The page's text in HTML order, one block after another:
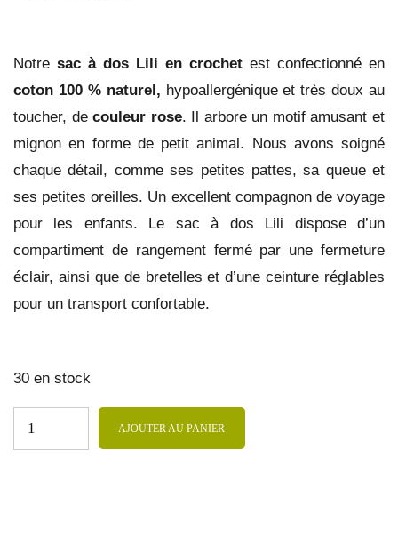
Notre sac à dos Lili en crochet est confectionné en
coton 100 % naturel, hypoallergénique et très doux au
toucher, decouleur rose. Il arbore un motif amusant et
mignon en forme de petit animal. Nous avons soigné
chaque détail, comme ses petites pattes, sa queue et
ses petites oreilles. Un excellent compagnon de voyage
pour les enfants. Le sac à dos Lili dispose d’un
compartiment de rangement fermé par une fermeture
éclair, ainsi que de bretelles et d’une ceinture réglables
pour un transport confortable.
30 en stock
AJOUTER AU PANIER